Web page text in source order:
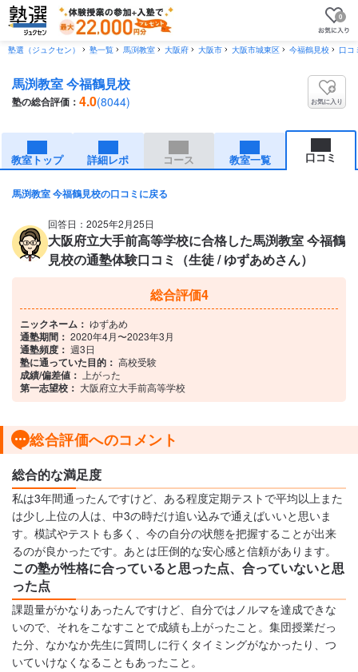
0
塾選（ジュクセン） 塾一覧 馬渕教室 大阪府 大阪市 大阪市城東区 今福鶴見校 口コ
馬渕教室 今福鶴見校
塾の総合評価： 4.0(8044) お気に入り
教室トップ 詳細レポ コース 教室一覧 口コミ
馬渕教室 今福鶴見校の口コミに戻る
回答日：2025年2月25日
大阪府立大手前高等学校に合格した馬渕教室 今福鶴
見校の通塾体験口コミ（生徒 / ゆずあめさん）
総合評価4
ニックネーム： ゆずあめ
通塾期間： 2020年4月〜2023年3月
通塾頻度： 週3日
塾に通っていた目的： 高校受験
成績/偏差値： 上がった
第一志望校： 大阪府立大手前高等学校
総合評価へのコメント
総合的な満足度
私は3年間通ったんですけど、ある程度定期テストで平均以上また
は少し上位の人は、中3の時だけ追い込みで通えばいいと思いま
す。模試やテストも多く、今の自分の状態を把握することが出来
るのが良かったです。あとは圧倒的な安心感と信頼があります。
この塾が性格に合っていると思った点、合っていないと思
った点
課題量がかなりあったんですけど、自分ではノルマを達成できな
いので、それをこなすことで成績も上がったこと。集団授業だっ
た分、なかなか先生に質問しに行くタイミングがなかったり、つ
いていけなくなることもあったこと。